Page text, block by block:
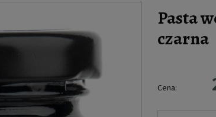
Pasta
czarna
Cena: